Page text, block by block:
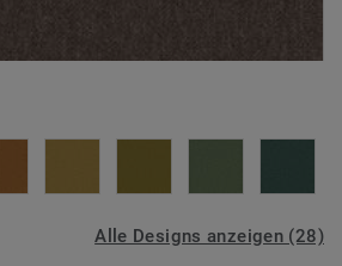
Alle Designs anzeigen (28)